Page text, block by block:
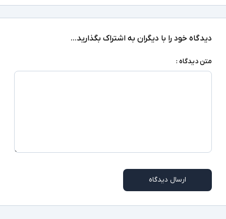
مشخصات پردازنده Core i5
مدل پردازنده
نوع حافظه داخلی
پردازنده گرافیکی Intel UHD Graphics 750
کارت گرافیک اختصاصی ندارد
دیدگاه خود را با دیگران به اشتراک بگذارید...
متن دیدگاه :
ارسال دیدگاه